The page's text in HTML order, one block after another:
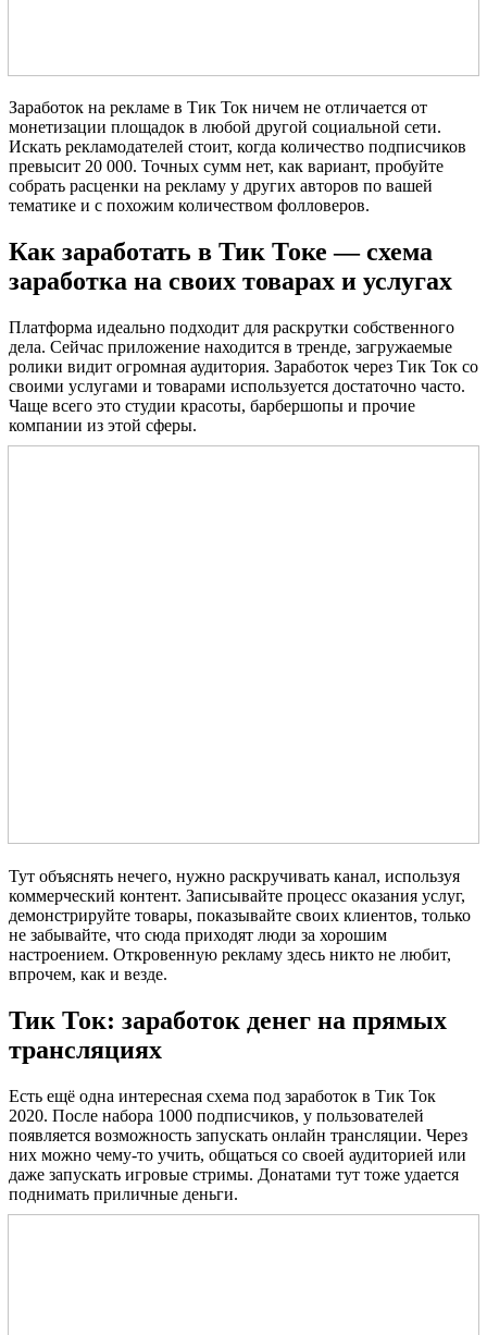
Заработок на рекламе в Тик Ток ничем не отличается от
монетизации площадок в любой другой социальной сети.
Искать рекламодателей стоит, когда количество подписчиков
превысит 20 000. Точных сумм нет, как вариант, пробуйте
собрать расценки на рекламу у других авторов по вашей
тематике и с похожим количеством фолловеров.
Как заработать в Тик Токе — схема
заработка на своих товарах и услугах
Платформа идеально подходит для раскрутки собственного
дела. Сейчас приложение находится в тренде, загружаемые
ролики видит огромная аудитория. Заработок через Тик Ток со
своими услугами и товарами используется достаточно часто.
Чаще всего это студии красоты, барбершопы и прочие
компании из этой сферы.
Тут объяснять нечего, нужно раскручивать канал, используя
коммерческий контент. Записывайте процесс оказания услуг,
демонстрируйте товары, показывайте своих клиентов, только
не забывайте, что сюда приходят люди за хорошим
настроением. Откровенную рекламу здесь никто не любит,
впрочем, как и везде.
Тик Ток: заработок денег на прямых
трансляциях
Есть ещё одна интересная схема под заработок в Тик Ток
2020. После набора 1000 подписчиков, у пользователей
появляется возможность запускать онлайн трансляции. Через
них можно чему-то учить, общаться со своей аудиторией или
даже запускать игровые стримы. Донатами тут тоже удается
поднимать приличные деньги.